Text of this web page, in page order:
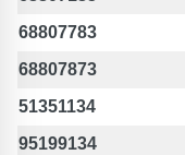
68807783
68807873
51351134
95199134